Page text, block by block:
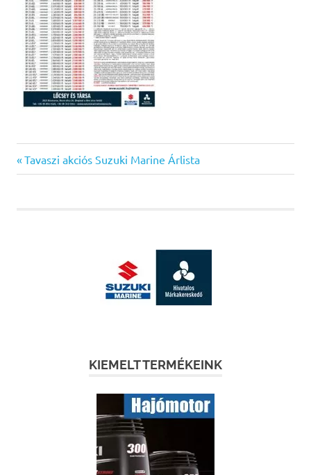
Bejegyzés
Previous
Post:
Tavaszi akciós Suzuki Marine Árlista
KIEMELT TERMÉKEINK